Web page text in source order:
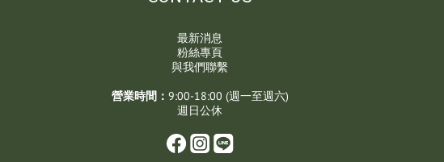
最新消息
粉絲專頁
與我們聯繫
營業時間： 9:00-18:00 (週一至週六)
週日公休